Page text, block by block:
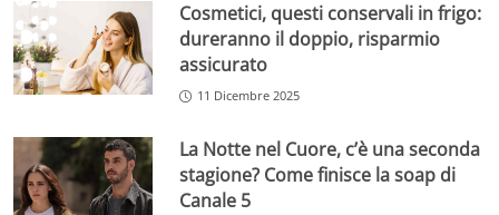
Cosmetici, questi conservali in frigo:
dureranno il doppio, risparmio
assicurato
11 Dicembre 2025
La Notte nel Cuore, c’è una seconda
stagione? Come finisce la soap di
Canale 5